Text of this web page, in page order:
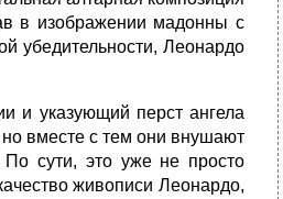
в изображении мадонны с
убедительности, Леонардо
и указующий перст ангела
но вместе с тем они внушают
По сути, это уже не просто
живописи Леонардо,